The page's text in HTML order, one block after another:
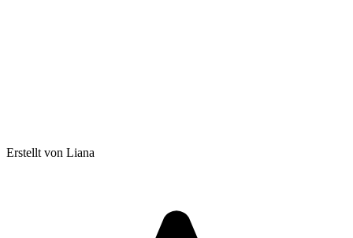
Erstellt von Liana